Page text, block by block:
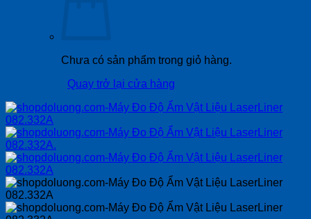
Chưa có sản phẩm trong giỏ hàng.
Quay trở lại cửa hàng